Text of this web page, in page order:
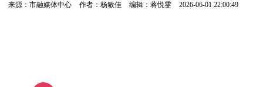
来源：市融媒体中心 作者：杨敏佳 编辑：蒋悦雯 2026-06-01 22:00:49